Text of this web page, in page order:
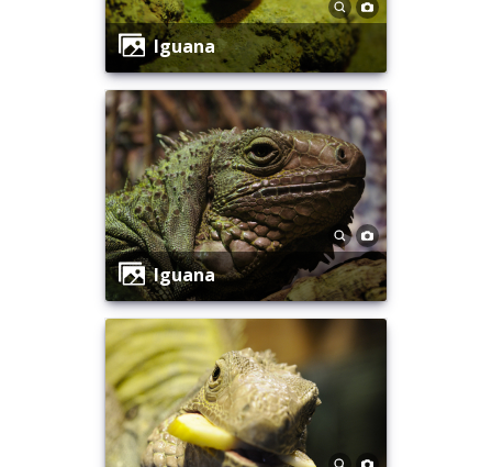
Iguana
Iguana